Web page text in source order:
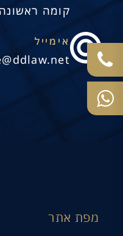
קומה ראשונה
אימייל
מפת אתר